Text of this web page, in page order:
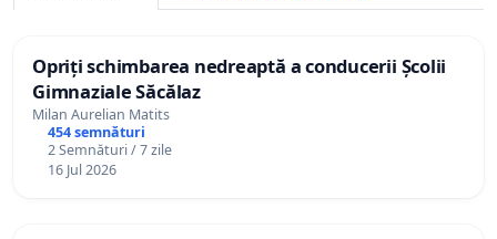
Opriți schimbarea nedreaptă a conducerii Școlii
Gimnaziale Săcălaz
Milan Aurelian Matits
454 semnături
2 Semnături / 7 zile
16 Jul 2026